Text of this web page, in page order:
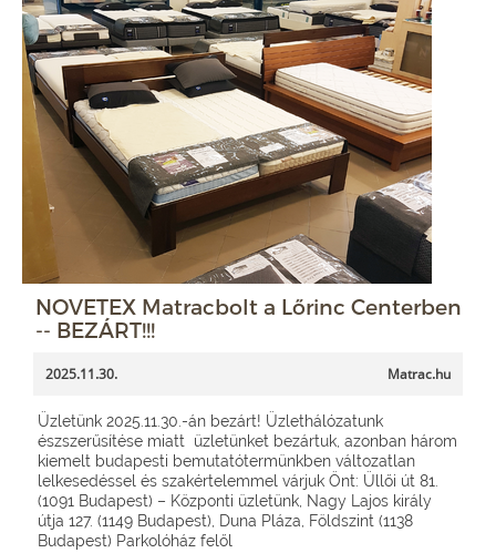
NOVETEX Matracbolt a Lőrinc Centerben
-- BEZÁRT!!!
2025.11.30. Matrac.hu
Üzletünk 2025.11.30.-án bezárt! Üzlethálózatunk
észszerűsítése miatt üzletünket bezártuk, azonban három
kiemelt budapesti bemutatótermünkben változatlan
lelkesedéssel és szakértelemmel várjuk Önt: Üllői út 81.
(1091 Budapest) – Központi üzletünk, Nagy Lajos király
útja 127. (1149 Budapest), Duna Pláza, Földszint (1138
Budapest) Parkolóház felől